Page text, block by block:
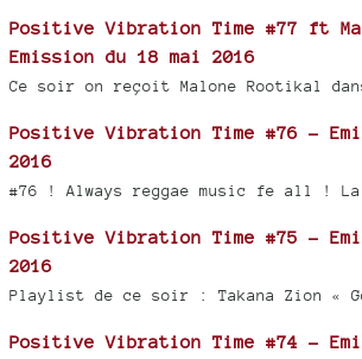
Positive Vibration Time #77 ft
Emission du 18 mai 2016
Ce soir on reçoit Malone Rootikal
Positive Vibration Time #76 -
2016
#76 ! Always reggae music fe all ! La
Positive Vibration Time #75 -
2016
Playlist de ce soir : Takana Zion «
Positive Vibration Time #74 -